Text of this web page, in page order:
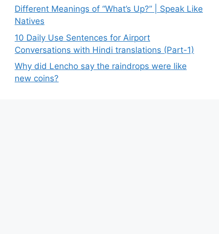
Different Meanings of “What’s Up?” | Speak Like
Natives
10 Daily Use Sentences for Airport
Conversations with Hindi translations (Part-1)
Why did Lencho say the raindrops were like
new coins?